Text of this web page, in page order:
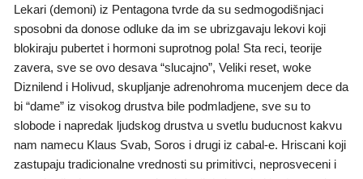
Lekari (demoni) iz Pentagona tvrde da su sedmogodišnjaci
sposobni da donose odluke da im se ubrizgavaju lekovi koji
blokiraju pubertet i hormoni suprotnog pola! Sta reci, teorije
zavera, sve se ovo desava “slucajno”, Veliki reset, woke
Diznilend i Holivud, skupljanje adrenohroma mucenjem dece da
bi “dame” iz visokog drustva bile podmladjene, sve su to
slobode i napredak ljudskog drustva u svetlu buducnost kakvu
nam namecu Klaus Svab, Soros i drugi iz cabal-e. Hriscani koji
zastupaju tradicionalne vrednosti su primitivci, neprosveceni i